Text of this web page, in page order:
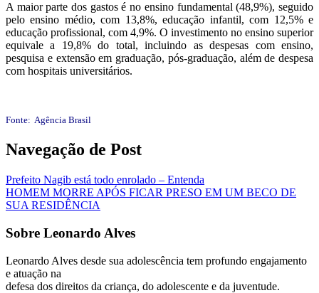
A maior parte dos gastos é no ensino fundamental (48,9%), seguido
pelo ensino médio, com 13,8%, educação infantil, com 12,5% e
educação profissional, com 4,9%. O investimento no ensino superior
equivale a 19,8% do total, incluindo as despesas com ensino,
pesquisa e extensão em graduação, pós-graduação, além de despesa
com hospitais universitários.
Fonte: Agência Brasil
Navegação de Post
Prefeito Nagib está todo enrolado – Entenda
HOMEM MORRE APÓS FICAR PRESO EM UM BECO DE
SUA RESIDÊNCIA
Sobre Leonardo Alves
Leonardo Alves desde sua adolescência tem profundo engajamento
e atuação na
defesa dos direitos da criança, do adolescente e da juventude.